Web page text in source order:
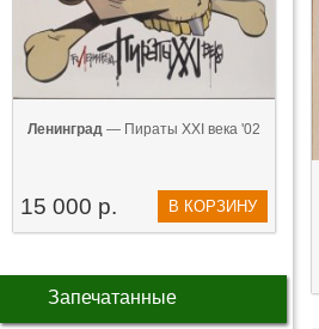
Ленинград — Пираты XXI века '02
15 000 р. В КОРЗИНУ
Запечатанные